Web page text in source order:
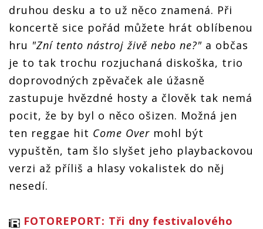
druhou desku a to už něco znamená. Při
koncertě sice pořád můžete hrát oblíbenou
hru "Zní tento nástroj živě nebo ne?" a občas
je to tak trochu rozjuchaná diskoška, trio
doprovodných zpěvaček ale úžasně
zastupuje hvězdné hosty a člověk tak nemá
pocit, že by byl o něco ošizen. Možná jen
ten reggae hit Come Over mohl být
vypuštěn, tam šlo slyšet jeho playbackovou
verzi až příliš a hlasy vokalistek do něj
nesedí.
FOTOREPORT: Tři dny festivalového